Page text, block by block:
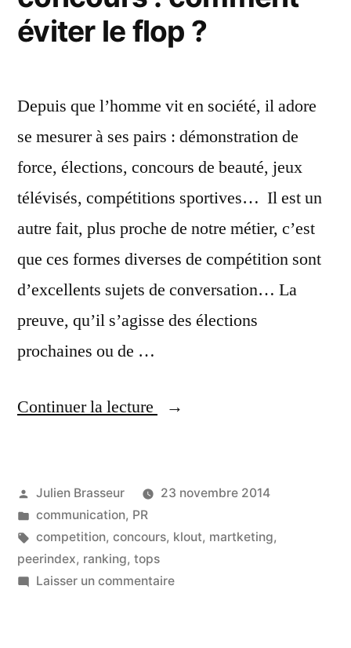
in
?
éviter le flop ?
Depuis que l’homme vit en société, il adore
se mesurer à ses pairs : démonstration de
force, élections, concours de beauté, jeux
télévisés, compétitions sportives… Il est un
autre fait, plus proche de notre métier, c’est
que ces formes diverses de compétition sont
d’excellents sujets de conversation… La
preuve, qu’il s’agisse des élections
prochaines ou de …
Continuer la lecture
« Les
»
et
concours
:
Publié
par
Julien Brasseur
23 novembre 2014
Publié
dans
communication, PR
Étiquettes :
competition, concours, klout, martketing,
peerindex, ranking, tops
Laisser un commentairesur